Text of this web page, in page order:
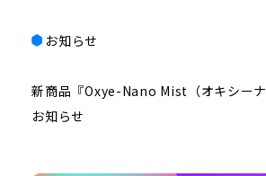
お知らせ
新商品『Oxye-Nano Mist（オキシー
お知らせ